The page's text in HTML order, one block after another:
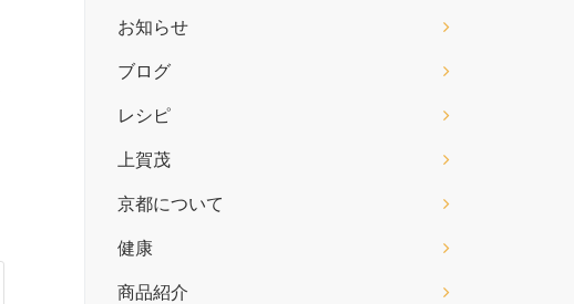
お知らせ
ブログ
レシピ
上賀茂
京都について
健康
商品紹介